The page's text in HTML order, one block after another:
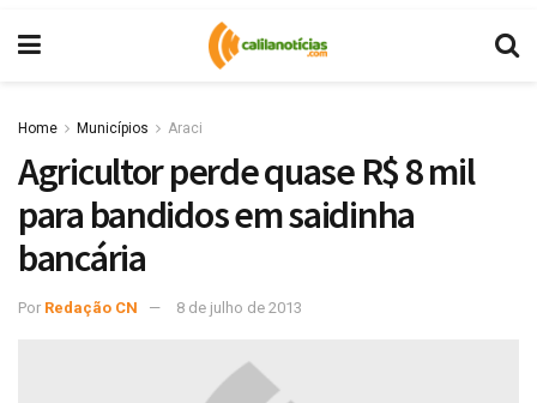
Home Municípios Araci
Agricultor perde quase R$ 8 mil
para bandidos em saidinha
bancária
Por Redação CN 8 de julho de 2013